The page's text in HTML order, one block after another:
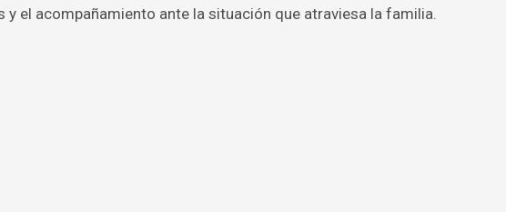
y el acompañamiento ante la situación que atraviesa la familia.